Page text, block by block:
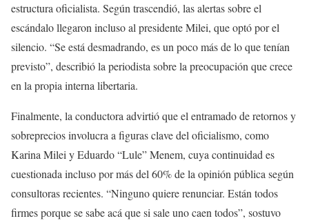
estructura oficialista. Según trascendió, las alertas sobre el
escándalo llegaron incluso al presidente Milei, que optó por el
silencio. “Se está desmadrando, es un poco más de lo que tenían
previsto”, describió la periodista sobre la preocupación que crece
en la propia interna libertaria.
Finalmente, la conductora advirtió que el entramado de retornos y
sobreprecios involucra a figuras clave del oficialismo, como
Karina Milei y Eduardo “Lule” Menem, cuya continuidad es
cuestionada incluso por más del 60% de la opinión pública según
consultoras recientes. “Ninguno quiere renunciar. Están todos
firmes porque se sabe acá que si sale uno caen todos”, sostuvo